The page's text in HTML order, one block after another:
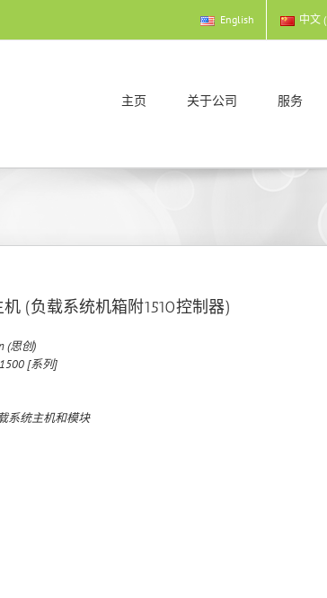
English 中文
主页 关于公司 服务
(负载系统机箱附1510控制器)
(思创)
1500 [系列]
系统主机和模块